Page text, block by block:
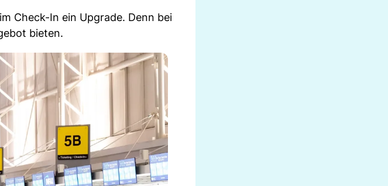
Check-In ein Upgrade. Denn bei
bieten.